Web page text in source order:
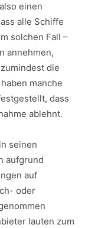
einen
alle Schiffe
solchen Fall –
annehmen,
die
manche
dass
ablehnt.
seinen
aufgrund
auf
oder
lauten zum